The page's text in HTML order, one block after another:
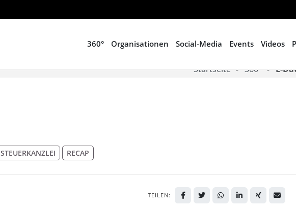
360° Organisationen Social-Media Events Videos
Startseite 360° E-
STEUERKANZLEI RECAP
TEILEN: